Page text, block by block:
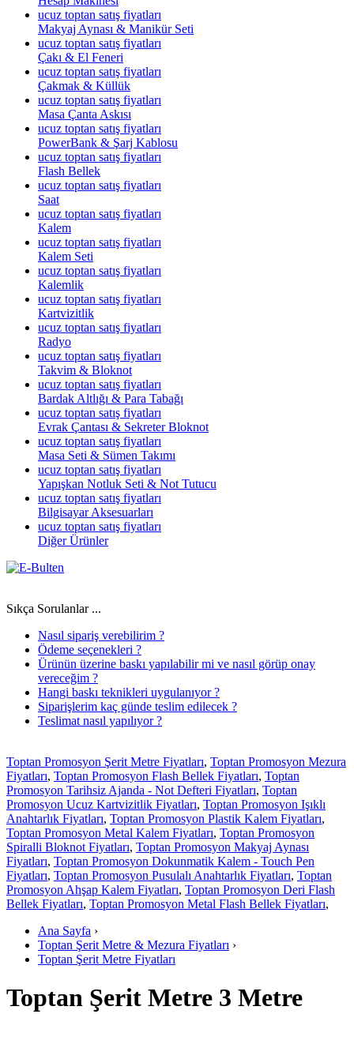
ucuz toptan satış fiyatları
Makyaj Aynası & Manikür Seti
ucuz toptan satış fiyatları
Çakı & El Feneri
ucuz toptan satış fiyatları
Çakmak & Küllük
ucuz toptan satış fiyatları
Masa Çanta Askısı
ucuz toptan satış fiyatları
PowerBank & Şarj Kablosu
ucuz toptan satış fiyatları
Flash Bellek
ucuz toptan satış fiyatları
Saat
ucuz toptan satış fiyatları
Kalem
ucuz toptan satış fiyatları
Kalem Seti
ucuz toptan satış fiyatları
Kalemlik
ucuz toptan satış fiyatları
Kartvizitlik
ucuz toptan satış fiyatları
Radyo
ucuz toptan satış fiyatları
Takvim & Bloknot
ucuz toptan satış fiyatları
Bardak Altlığı & Para Tabağı
ucuz toptan satış fiyatları
Evrak Çantası & Sekreter Bloknot
ucuz toptan satış fiyatları
Masa Seti & Sümen Takımı
ucuz toptan satış fiyatları
Yapışkan Notluk Seti & Not Tutucu
ucuz toptan satış fiyatları
Bilgisayar Aksesuarları
ucuz toptan satış fiyatları
Diğer Ürünler
Sıkça Sorulanlar ...
Nasıl sipariş verebilirim ?
Ödeme seçenekleri ?
Ürünün üzerine baskı yapılabilir mi ve nasıl görüp onay
vereceğim ?
Hangi baskı teknikleri uygulanıyor ?
Siparişlerim kaç günde teslim edilecek ?
Teslimat nasıl yapılıyor ?
Toptan Promosyon Şerit Metre Fiyatları, Toptan Promosyon Mezura
Fiyatları, Toptan Promosyon Flash Bellek Fiyatları, Toptan
Promosyon Tarihsiz Ajanda - Not Defteri Fiyatları, Toptan
Promosyon Ucuz Kartvizitlik Fiyatları, Toptan Promosyon Işıklı
Anahtarlık Fiyatları, Toptan Promosyon Plastik Kalem Fiyatları,
Toptan Promosyon Metal Kalem Fiyatları, Toptan Promosyon
Spiralli Bloknot Fiyatları, Toptan Promosyon Makyaj Aynası
Fiyatları, Toptan Promosyon Dokunmatik Kalem - Touch Pen
Fiyatları, Toptan Promosyon Pusulalı Anahtarlık Fiyatları, Toptan
Promosyon Ahşap Kalem Fiyatları, Toptan Promosyon Deri Flash
Bellek Fiyatları, Toptan Promosyon Metal Flash Bellek Fiyatları,
Ana Sayfa ›
Toptan Şerit Metre & Mezura Fiyatları ›
Toptan Şerit Metre Fiyatları
Toptan Şerit Metre 3 Metre